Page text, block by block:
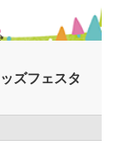
ズフェスタ